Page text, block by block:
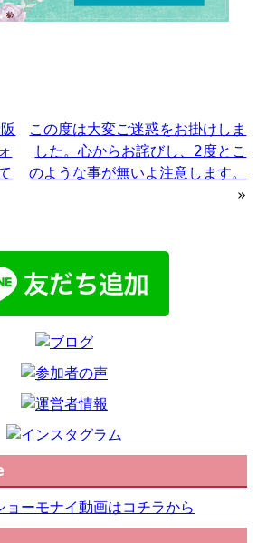
この度は大変ご迷惑をお掛けしま
した。心からお詫びし、2度とこ
のような事が無いよ注意します。
»
ョーモナイ動画はコチラから